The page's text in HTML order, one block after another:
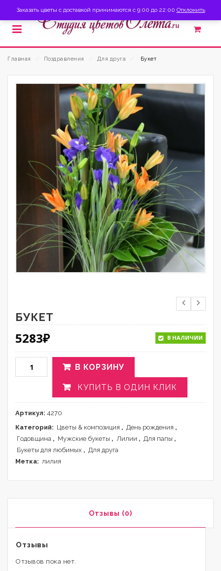
Главная Поздравления Для друга Букет
БУКЕТ
5283₽ В НАЛИЧИИ
В КОРЗИНУ
КУПИТЬ В ОДИН КЛИК
Артикул: 4270
Категорий: Цветы & композиция , День рождения ,
Годовщина , Мужские букеты , Лилии , Для папы ,
Букеты для любимых , Для друга
Метка: лилия
Отзывы (0)
Отзывы
Отзывов пока нет.
Заказать цветы с доставкой принимаются с 9:00 до 22:00 Отклонить